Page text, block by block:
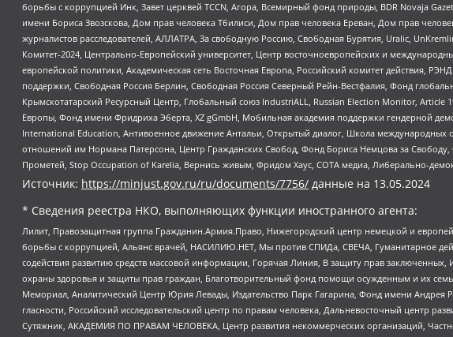
борьбы с коррупцией Инк, Завет церквей TCCN, Агора, Всемирный фонд природы, BDR Novaja
имени Бориса Звозскова, Дом прав человека Тбилиси, Дом прав человека Ереван, Дом прав
журналистов расследователей, АЛЛАТРА, За свободную Россию, Свободная Бурятия, Uralic,
Комитет-2024, Центрально-Европейский университет, Центр восточноевропейских и
европейской политики, Академическая сеть Восточная Европа, Российский комитет действия,
поддержки, Свободная Россия Берлин, Свободная Россия Северный Рейн-Вестфалия, Фонд
Крымскотатарский Ресурсный Центр, Глобальный союз IndustriALL, Russian Election Monitor,
Европы, Фонд имени Фридриха Эберта, XZ gGmbH, Мобильная академия поддержки гендерной
International Education, Антивоенное движение Антальи, Открытый диалог, Школа
отношений им Нормана Патерсона, Центр Гражданских Свобод, Фонд Бориса Немцова за
Прометей, Stop Occupation of Karelia, Вернись живым, Фридом Хаус, СОТА медиа, Либерально-
Источник: https://minjust.gov.ru/ru/documents/7756/ данные на 13.05.2024
* Сведения реестра НКО, выполняющих функции иностранного агента:
Лилит, Правозащитная группа Гражданин.Армия.Право, Нижегородский центр немецкой и
борьбы с коррупцией, Альянс врачей, НАСИЛИЮ.НЕТ, Мы против СПИДа, СВЕЧА, Гуманитарное
содействия развитию средств массовой информации, Горячая Линия, В защиту прав
охраны здоровья и защиты прав граждан, Благотворительный фонд помощи осужденным и их
Мемориал, Аналитический Центр Юрия Левады, Издательство Парк Гагарина, Фонд имени
гласности, Российский исследовательский центр по правам человека, Дальневосточный центр
Сутяжник, АКАДЕМИЯ ПО ПРАВАМ ЧЕЛОВЕКА, Центр развития некоммерческих организаций,